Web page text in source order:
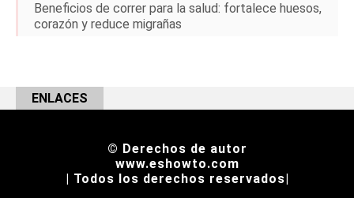
Beneficios de correr para la salud: fortalece huesos,
corazón y reduce migrañas
ENLACES
© Derechos de autor
www.eshowto.com
| Todos los derechos reservados|